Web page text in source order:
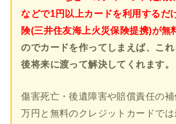
などで1円以上カードを利用するだ
険(三井住友海上火災保険提携)が無
のでカードを作ってしまえば、こ
後将来に渡って解決してくれます。
傷害死亡・後遺障害や賠償責任の
万円と無料のクレジットカードで